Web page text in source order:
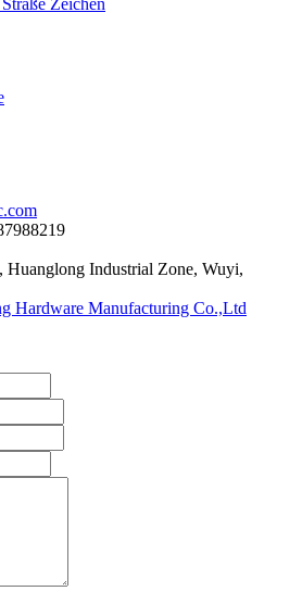
Zeichen
Huanglong Industrial Zone, Wuyi,